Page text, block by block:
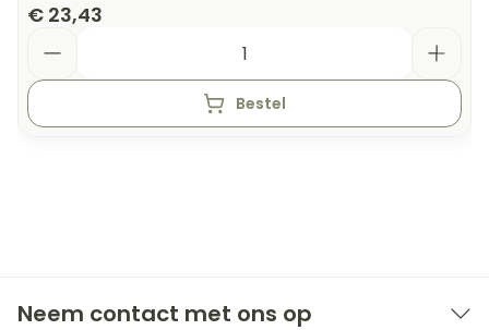
€ 23,43
Bestel
Neem contact met ons op